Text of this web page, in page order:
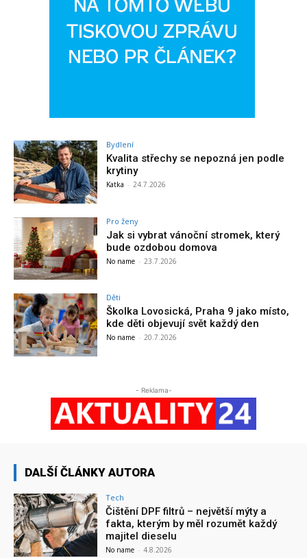
Bydlení
Kvalita střechy se nepozná jen podle
krytiny
Katka - 24.7.2026
Pro ženy
Jak si vybrat vánoční stromek, který
bude ozdobou domova
No name - 23.7.2026
Děti
Školka Lovosická, Praha 9 jako místo,
kde děti objevují svět každý den
No name - 20.7.2026
- Reklama-
DALŠÍ ČLÁNKY AUTORA
Tech
Čištění DPF filtrů – největší mýty a
fakta, kterým by měl rozumět každý
majitel dieselu
No name - 4.8.2026